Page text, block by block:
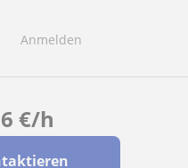
Anmelden
€/h